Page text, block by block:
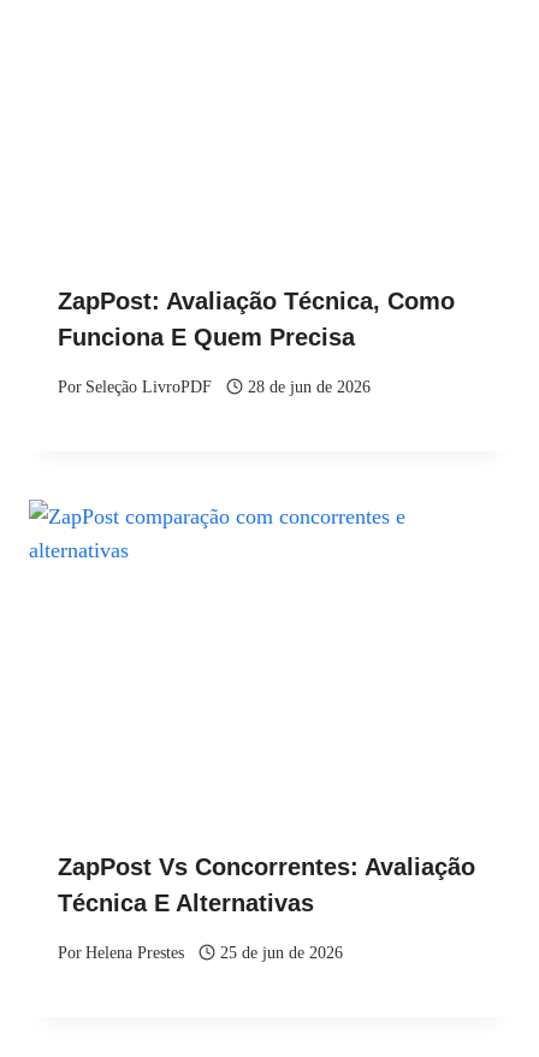
ZapPost: Avaliação Técnica, Como
Funciona E Quem Precisa
Por Seleção LivroPDF 28 de jun de 2026
ZapPost Vs Concorrentes: Avaliação
Técnica E Alternativas
PorHelena Prestes 25 de jun de 2026